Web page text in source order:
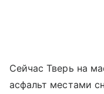
Сейчас Тверь на
асфальт местами